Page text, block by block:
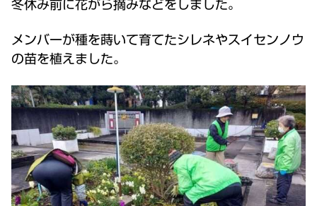
冬休み前に花がら摘みなどをしました。
メンバーが種を蒔いて育てたシレネやスイセンノウ
の苗を植えました。